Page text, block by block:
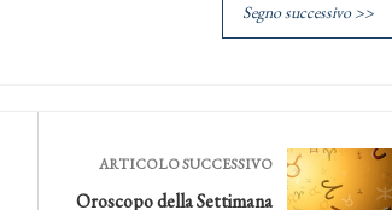
Segno successivo >>
ARTICOLO SUCCESSIVO
Oroscopo della Settimana